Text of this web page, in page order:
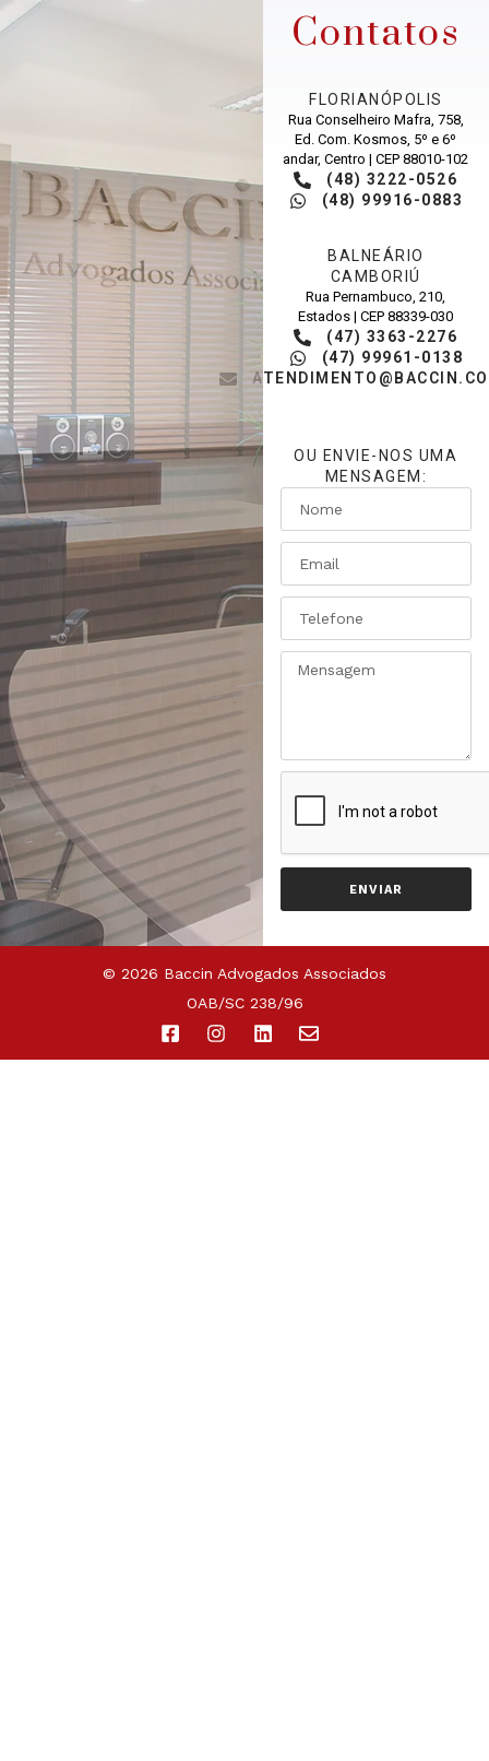
Contatos
FLORIANÓPOLIS
Rua Conselheiro Mafra, 758,
Ed. Com. Kosmos, 5º e 6º
andar, Centro | CEP 88010-102
(48) 3222-0526
(48) 99916-0883
BALNEÁRIO
CAMBORIÚ
Rua Pernambuco, 210,
Estados | CEP 88339-030
(47) 3363-2276
(47) 99961-0138
OU ENVIE-NOS UMA
MENSAGEM:
ENVIAR
© 2026 Baccin Advogados Associados
OAB/SC 238/96